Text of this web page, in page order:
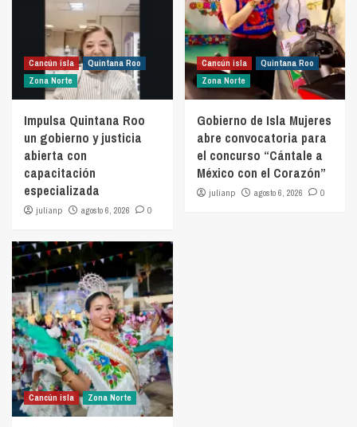
Cancún isla
Quintana Roo
Zona Norte
Impulsa Quintana Roo
un gobierno y justicia
abierta con
capacitación
especializada
julianp agosto 6, 2026 0
Cancún isla
Quintana Roo
Zona Norte
Gobierno de Isla Mujeres
abre convocatoria para
el concurso “Cántale a
México con el Corazón”
julianp agosto 6, 2026 0
Cancún isla Zona Norte